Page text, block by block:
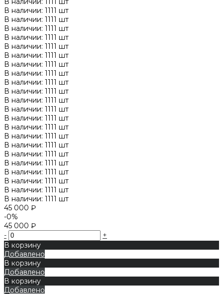
В наличии: 1111 шт
В наличии: 1111 шт
В наличии: 1111 шт
В наличии: 1111 шт
В наличии: 1111 шт
В наличии: 1111 шт
В наличии: 1111 шт
В наличии: 1111 шт
В наличии: 1111 шт
В наличии: 1111 шт
В наличии: 1111 шт
В наличии: 1111 шт
В наличии: 1111 шт
В наличии: 1111 шт
В наличии: 1111 шт
В наличии: 1111 шт
В наличии: 1111 шт
В наличии: 1111 шт
В наличии: 1111 шт
В наличии: 1111 шт
В наличии: 1111 шт
В наличии: 1111 шт
45 000 ₽
-0%
45 000 ₽
-
+
В корзину
Добавлено
В корзину
Добавлено
В корзину
Добавлено